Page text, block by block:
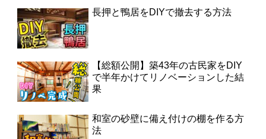
長押と鴨居をDIYで撤去する方法
【総額公開】築43年の古民家をDIY
で半年かけてリノベーションした結
果
和室の砂壁に備え付けの棚を作る方
法